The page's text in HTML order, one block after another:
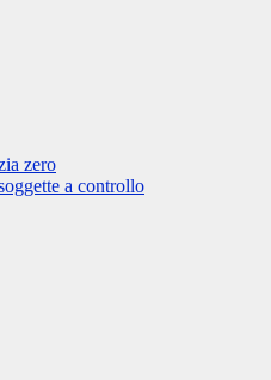
zero
a controllo